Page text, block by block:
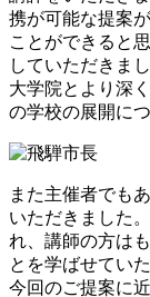
携が可能な提案
ことができると
していただきま
大学院とより深
の学校の展開に
また主催者でも
いただきました
れ、講師の方は
とを学ばせてい
今回のご提案に